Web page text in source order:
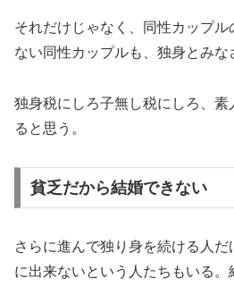
それだけじゃなく、同性カップ
ない同性カップルも、独身とみな
独身税にしろ子無し税にしろ、
ると思う。
貧乏だから結婚できない
さらに進んで独り身を続ける人
に出来ないという人たちもいる。